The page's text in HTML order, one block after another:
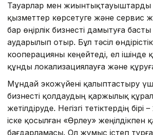
Тауарлар мен жиынтықтауыштарды
қызметтер көрсетуге және сервис
бар өңірлік бизнесті дамытуға
аударылып отыр. Бұл тәсіл өндірістік
кооперацияны кеңейтеді, ел ішінде
құнды локализациялауға және
Мұндай экожүйені қалыптастыру
бизнесті қолдаудың қаржылық
жетілдіруде. Негізгі тетіктердің
іске қосылған «Өрлеу»
бағдарламасы. Ол жұмыс істеп